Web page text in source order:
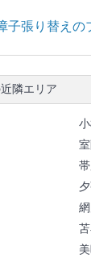
子張り替えの
隣エリア